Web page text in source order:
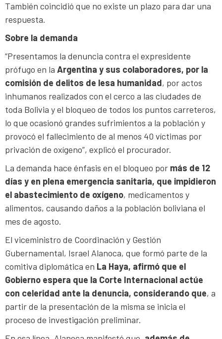
También coincidió que no existe un plazo para dar una
respuesta.
Sobre la demanda
“Presentamos la denuncia contra el expresidente
prófugo en la Argentina y sus colaboradores, por la
comisión de delitos de lesa humanidad, por actos
inhumanos realizados con el cerco a las ciudades de
toda Bolivia y el bloqueo de todos los puntos carreteros,
lo que ocasionó grandes sufrimientos a la población y
provocó el fallecimiento de al menos 40 víctimas por
privación de oxígeno”, explicó el procurador.
La demanda hace énfasis en el bloqueo por más de 12
días y en plena emergencia sanitaria, que impidieron
el abastecimiento de oxígeno, medicamentos y
alimentos, causando daños a la población boliviana el
mes de agosto.
El viceministro de Coordinación y Gestión
Gubernamental, Israel Alanoca, que formó parte de la
comitiva diplomática en La Haya, afirmó que el
Gobierno espera que la Corte Internacional actúe
con celeridad ante la denuncia, considerando que, a
partir de la presentación de la misma se inicia el
proceso de investigación preliminar.